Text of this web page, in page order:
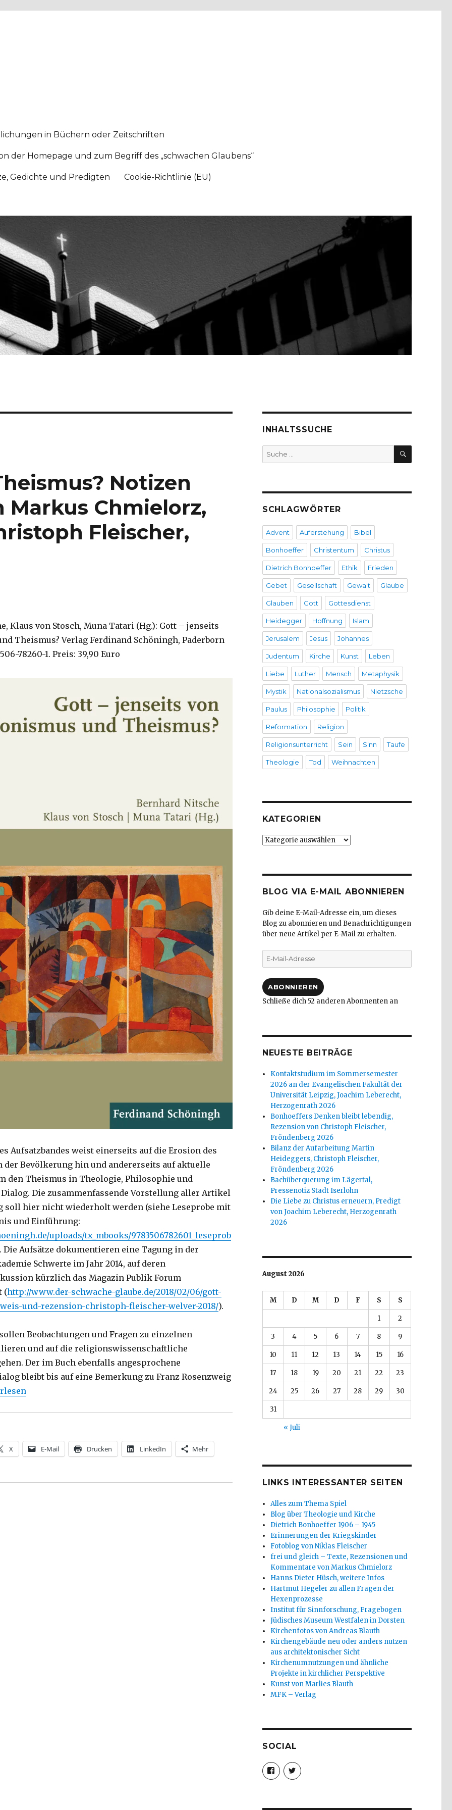
in Büchern oder Zeitschriften
der Homepage und zum Begriff des „schwachen Glaubens“
Gedichte und Predigten Cookie-Richtlinie (EU)
Notizen
Chmielorz,
Fleischer,
Klaus von Stosch, Muna Tatari (Hg.): Gott – jenseits
Theismus? Verlag Ferdinand Schöningh, Paderborn
78260-1. Preis: 39,90 Euro
Aufsatzbandes weist einerseits auf die Erosion des
der Bevölkerung hin und andererseits auf aktuelle
den Theismus in Theologie, Philosophie und
Die zusammenfassende Vorstellung aller Artikel
soll hier nicht wiederholt werden (siehe Leseprobe mit
und Einführung:
uploads/tx_mbooks/9783506782601_leseprob
Die Aufsätze dokumentieren eine Tagung in der
Schwerte im Jahr 2014, auf deren
kürzlich das Magazin Publik Forum
(http://www.der-schwache-glaube.de/2018/02/06/gott-
und-rezension-christoph-fleischer-welver-2018/).
Beobachtungen und Fragen zu einzelnen
und auf die religionswissenschaftliche
Der im Buch ebenfalls angesprochene
bleibt bis auf eine Bemerkung zu Franz Rosenzweig
ersetzt den Theismus? Notizen und Anfragen von Markus Chmielorz, Dortmund und Christoph Fleischer,
X E-Mail Drucken LinkedIn Mehr
INHALTSSUCHE
Suche
nach:
SUCHEN
SCHLAGWÖRTER
Advent Auferstehung Bibel
Bonhoeffer Christentum Christus
Dietrich Bonhoeffer Ethik Frieden
Gebet Gesellschaft Gewalt Glaube
Glauben Gott Gottesdienst
Heidegger Hoffnung Islam
Jerusalem Jesus Johannes
Judentum Kirche Kunst Leben
Liebe Luther Mensch Metaphysik
Mystik Nationalsozialismus Nietzsche
Paulus Philosophie Politik
Reformation Religion
Religionsunterricht Sein Sinn Taufe
Theologie Tod Weihnachten
KATEGORIEN
Kategorien
BLOG VIA E-MAIL ABONNIEREN
Gib deine E-Mail-Adresse ein, um dieses
Blog zu abonnieren und Benachrichtigungen
über neue Artikel per E-Mail zu erhalten.
E-
Mail-
ABONNIEREN
Schließe dich 52 anderen Abonnenten an
NEUESTE BEITRÄGE
Kontaktstudium im Sommersemester
2026 an der Evangelischen Fakultät der
Universität Leipzig, Joachim Leberecht,
Herzogenrath 2026
Bonhoeffers Denken bleibt lebendig,
Rezension von Christoph Fleischer,
Fröndenberg 2026
Bilanz der Aufarbeitung Martin
Heideggers, Christoph Fleischer,
Fröndenberg 2026
Bachüberquerung im Lägertal,
Pressenotiz Stadt Iserlohn
Die Liebe zu Christus erneuern, Predigt
von Joachim Leberecht, Herzogenrath
2026
August 2026
M D M D F S S
1 2
3 4 5 6 7 8 9
10 11 12 13 14 15 16
17 18 19 20 21 22 23
24 25 26 27 28 29 30
31
« Juli
LINKS INTERESSANTER SEITEN
Alles zum Thema Spiel
Blog über Theologie und Kirche
Dietrich Bonhoeffer 1906 – 1945
Erinnerungen der Kriegskinder
Fotoblog von Niklas Fleischer
frei und gleich – Texte, Rezensionen und
Kommentare von Markus Chmielorz
Hanns Dieter Hüsch, weitere Infos
Hartmut Hegeler zu allen Fragen der
Hexenprozesse
Institut für Sinnforschung, Fragebogen
Jüdisches Museum Westfalen in Dorsten
Kirchenfotos von Andreas Blauth
Kirchengebäude neu oder anders nutzen
aus architektonischer Sicht
Kirchenumnutzungen und ähnliche
Projekte in kirchlicher Perspektive
Kunst von Marlies Blauth
MFK – Verlag
SOCIAL
Profil
von
christoph.fleischer1
anzeigen
Profil
von
anzeigen